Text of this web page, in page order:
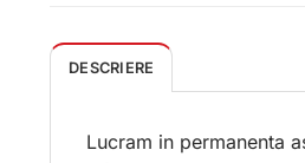
DESCRIERE
Lucram in permanenta